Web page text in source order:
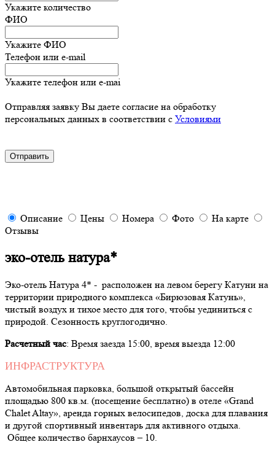
Укажите количество
ФИО
Укажите ФИО
Телефон или e-mail
Укажите телефон или e-mai
Отправляя заявку Вы даете согласие на обработку
персональных данных в соответствии с Условиями
Описание Цены Номера Фото
На карте
Отзывы
эко-отель натура*
Эко-отель Натура 4* - расположен на левом берегу Катуни на
территории природного комплекса «Бирюзовая Катунь»,
чистый воздух и тихое место для того, чтобы уединиться с
природой. Сезонность круглогодично.
Расчетный час: Время заезда 15:00, время выезда 12:00
ИНФРАСТРУКТУРА
Автомобильная парковка, большой открытый бассейн
площадью 800 кв.м. (посещение бесплатно) в отеле «Grand
Chalet Altay», аренда горных велосипедов, доска для плавания
и другой спортивный инвентарь для активного отдыха.
Общее количество барнхаусов – 10.